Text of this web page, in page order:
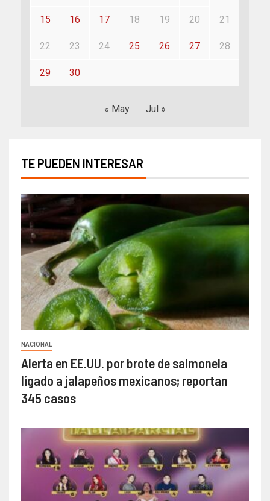
15 16 17 18 19 20 21
22 23 24 25 26 27 28
29 30
« May Jul »
TE PUEDEN INTERESAR
NACIONAL
Alerta en EE.UU. por brote de salmonela
ligado a jalapeños mexicanos; reportan
345 casos